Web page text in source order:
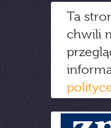
Ta
chwili